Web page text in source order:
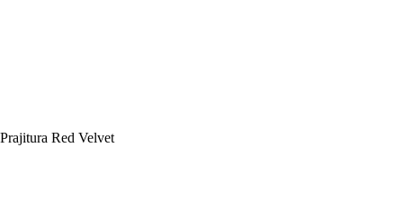
Prajitura Red Velvet